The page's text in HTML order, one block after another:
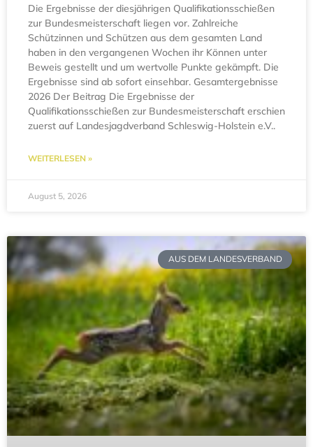
Die Ergebnisse der diesjährigen Qualifikationsschießen
zur Bundesmeisterschaft liegen vor. Zahlreiche
Schützinnen und Schützen aus dem gesamten Land
haben in den vergangenen Wochen ihr Können unter
Beweis gestellt und um wertvolle Punkte gekämpft. Die
Ergebnisse sind ab sofort einsehbar. Gesamtergebnisse
2026 Der Beitrag Die Ergebnisse der
Qualifikationsschießen zur Bundesmeisterschaft erschien
zuerst auf Landesjagdverband Schleswig-Holstein e.V..
WEITERLESEN »
August 5, 2026
AUS DEM LANDESVERBAND